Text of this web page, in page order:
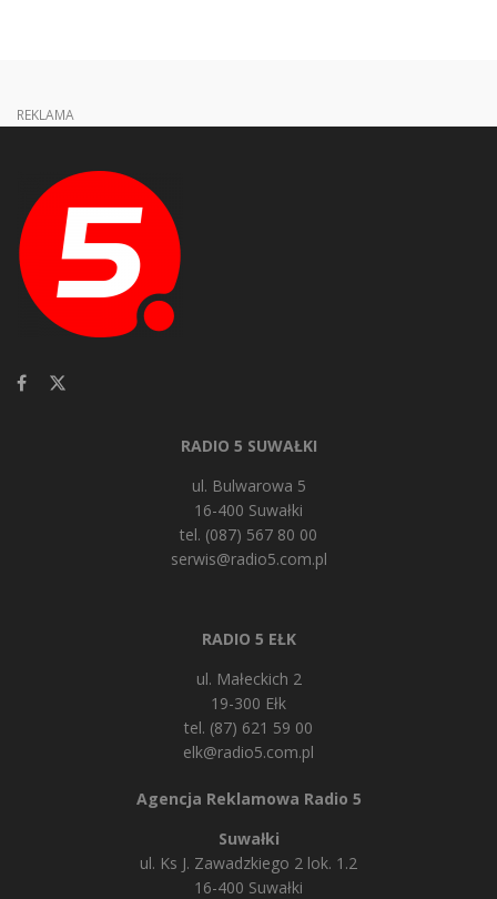
REKLAMA
RADIO 5 SUWAŁKI
ul. Bulwarowa 5
16-400 Suwałki
tel. (087) 567 80 00
serwis@radio5.com.pl
RADIO 5 EŁK
ul. Małeckich 2
19-300 Ełk
tel. (87) 621 59 00
elk@radio5.com.pl
Agencja Reklamowa Radio 5
Suwałki
ul. Ks J. Zawadzkiego 2 lok. 1.2
16-400 Suwałki